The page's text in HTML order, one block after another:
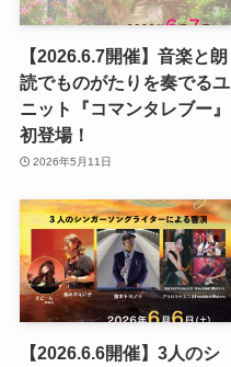
【2026.6.7開催】音楽と朗
読でものがたりを奏でるユ
ニット『コマンタレブー』
初登場！
2026年5月11日
【2026.6.6開催】3人のシ